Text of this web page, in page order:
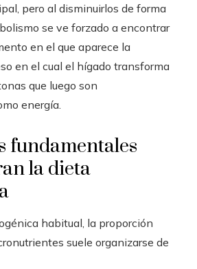
pero al disminuirlos de forma
se ve forzado a encontrar
en el que aparece la
en el cual el hígado transforma
que luego son
energía.
fundamentales
la dieta
habitual, la proporción
suele organizarse de